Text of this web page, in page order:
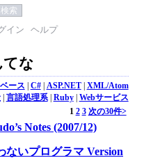
イン ヘルプ
な
ース | C#| ASP.NET| XML/Atom
| 言語処理系| Ruby| Webサービス
1 2 3 次の30件>
Notes (2007/12)
ないプログラマ Version